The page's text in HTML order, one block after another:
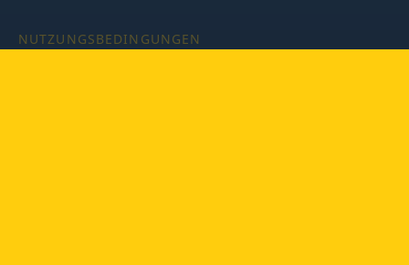
NUTZUNGSBEDINGUNGEN